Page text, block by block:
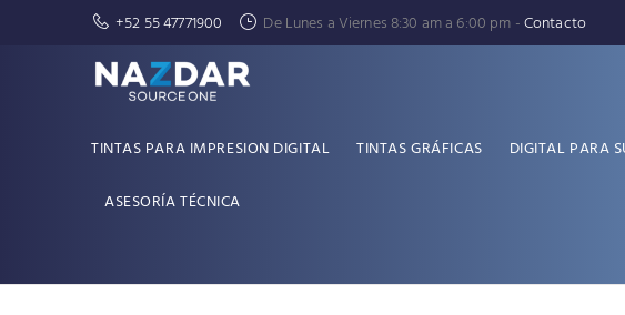
+52 55 47771900 De Lunes a Viernes 8:30 am a 6:00 pm -Contacto
TINTAS PARA IMPRESION DIGITAL TINTAS GRÁFICAS DIGITAL PARA
ASESORÍA TÉCNICA